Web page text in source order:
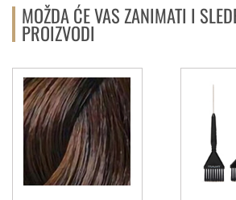
MOŽDA ĆE VAS ZANIMATI I
PROIZVODI